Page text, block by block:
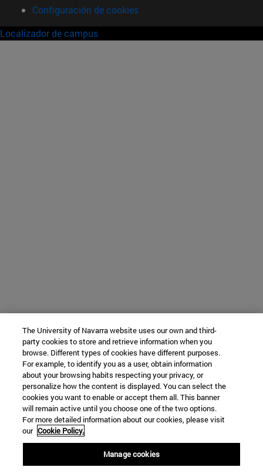
Configuración de cookies
Localizador de campus
The University of Navarra website uses our own and third-
party cookies to store and retrieve information when you
browse. Different types of cookies have different purposes.
For example, to identify you as a user, obtain information
about your browsing habits respecting your privacy, or
personalize how the content is displayed. You can select the
cookies you want to enable or accept them all. This banner
will remain active until you choose one of the two options.
For more detailed information about our cookies, please visit
our Cookie Policy.
Manage cookies